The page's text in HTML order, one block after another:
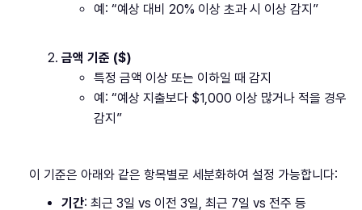
예: “예상 대비 20% 이상 초과 시 이상 감지”
금액 기준 ($)
특정 금액 이상 또는 이하일 때 감지
예: “예상 지출보다 $1,000 이상 많거나 적을 경우
감지”
이 기준은 아래와 같은 항목별로 세분화하여 설정 가능합니다:
기간: 최근 3일 vs 이전 3일, 최근 7일 vs 전주 등